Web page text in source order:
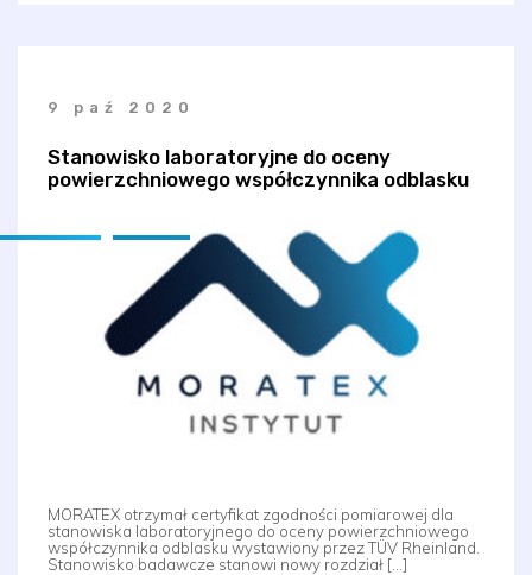
9 paź 2020
Stanowisko laboratoryjne do oceny
powierzchniowego współczynnika odblasku
MORATEX otrzymał certyfikat zgodności pomiarowej dla
stanowiska laboratoryjnego do oceny powierzchniowego
współczynnika odblasku wystawiony przez TÜV Rheinland.
Stanowisko badawcze stanowi nowy rozdział […]